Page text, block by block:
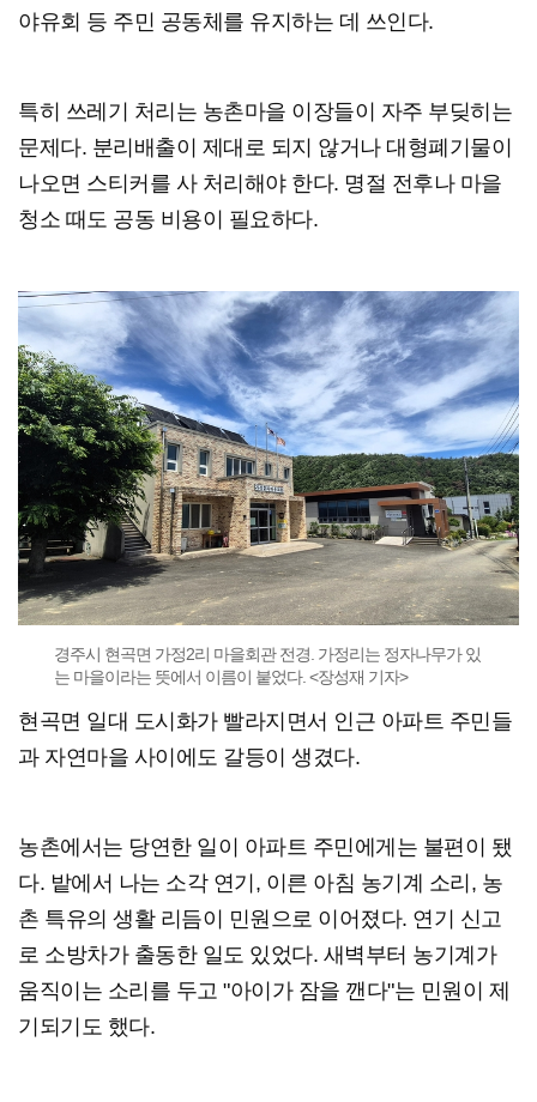
야유회 등 주민 공동체를 유지하는 데 쓰인다.
특히 쓰레기 처리는 농촌마을 이장들이 자주 부딪히는
문제다. 분리배출이 제대로 되지 않거나 대형폐기물이
나오면 스티커를 사 처리해야 한다. 명절 전후나 마을
청소 때도 공동 비용이 필요하다.
경주시 현곡면 가정2리 마을회관 전경. 가정리는 정자나무가 있
는 마을이라는 뜻에서 이름이 붙었다. <장성재 기자>
현곡면 일대 도시화가 빨라지면서 인근 아파트 주민들
과 자연마을 사이에도 갈등이 생겼다.
농촌에서는 당연한 일이 아파트 주민에게는 불편이 됐
다. 밭에서 나는 소각 연기, 이른 아침 농기계 소리, 농
촌 특유의 생활 리듬이 민원으로 이어졌다. 연기 신고
로 소방차가 출동한 일도 있었다. 새벽부터 농기계가
움직이는 소리를 두고 "아이가 잠을 깬다"는 민원이 제
기되기도 했다.